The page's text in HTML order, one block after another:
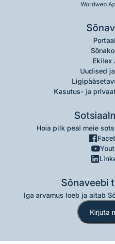
Wordweb
Ekilex
Uudised
Kasutus- ja
Hoia pilk peal meie
Sõnaveebi
Iga arvamus loeb ja aitab
Kirjuta